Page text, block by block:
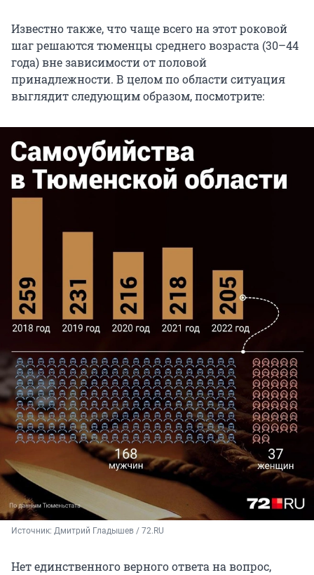
Известно также, что чаще всего на этот роковой
шаг решаются тюменцы среднего возраста (30–44
года) вне зависимости от половой
принадлежности. В целом по области ситуация
выглядит следующим образом, посмотрите:
Источник: Дмитрий Гладышев / 72.RU
Нет единственного верного ответа на вопрос,